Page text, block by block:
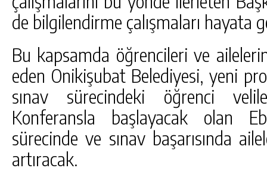
de bilgilendirme çalışmaları hayata
Bu kapsamda öğrencileri ve
eden Onikişubat Belediyesi, yeni
sınav sürecindeki öğrenci
Konferansla başlayacak olan
sürecinde ve sınav başarısında
artıracak.